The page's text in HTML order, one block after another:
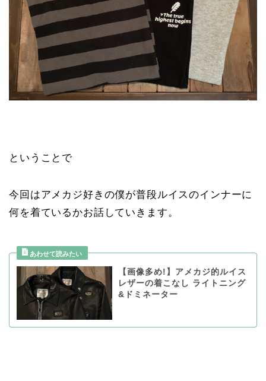
ということで
今回はアメカジ好きの僕が普段ルイスのインナーに
何を着ているかお話していきます。
【画像多め!】アメカジ的ルイス
レザーの着こなし ライトニング
&ドミネーター